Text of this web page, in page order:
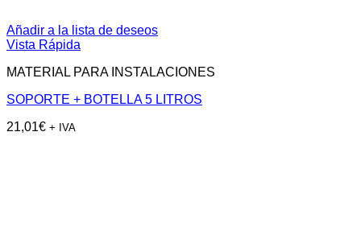
Añadir a la lista de deseos
Vista Rápida
MATERIAL PARA INSTALACIONES
SOPORTE + BOTELLA 5 LITROS
21,01€ + IVA